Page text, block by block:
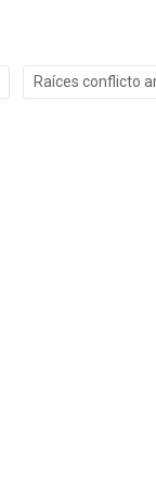
Raíces conflicto